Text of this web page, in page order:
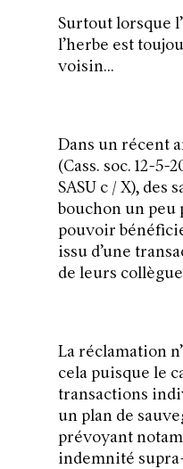
Surtout lorsque
l’herbe est
voisin…
Dans un récent
(Cass. soc. 12-5-
SASU c / X), des
bouchon un peu
pouvoir
issu d’une
de leurs
La réclamation
cela puisque le
transactions
un plan de
prévoyant
indemnité